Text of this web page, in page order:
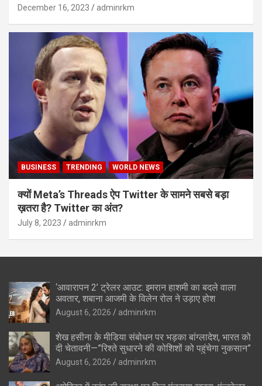
December 16, 2023 adminrkm
BUSINESS TRENDING WORLD NEWS
क्यों Meta’s Threads ऐप Twitter के सामने सबसे बड़ा
ख़तरा है? Twitter का अंत?
July 8, 2023 adminrkm
‘आवारापन 2’ ट्रेलर आउट: इमरान हाशमी का बदले वाला
अवतार, शबाना आजमी के विलेन रोल ने उड़ाए होश
August 6, 2026 adminrkm
शेख हसीना के मीडिया संबोधन पर भड़का बांग्लादेश, भारत को
दी चेतावनी—”रिश्ते सुधारने की कोशिशों को पहुंचेगा नुकसान”
August 6, 2026 adminrkm